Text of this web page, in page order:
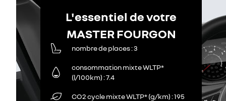
L'essentiel de votre
MASTER FOURGON
nombre de places 3
consommation mixte WLTP*
(l/100km) 7.4
CO2 cycle mixte WLTP* (g/km) 195